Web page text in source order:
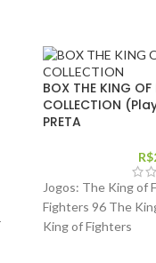
BOX THE KING OF
COLLECTION
PRETA
R$
Jogos: The King of
Fighters 96 The
King of Fighters